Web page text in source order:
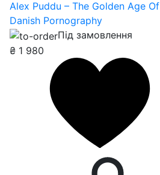
Alex Puddu – The Golden Age Of
Danish Pornography
Під замовлення
₴ 1 980